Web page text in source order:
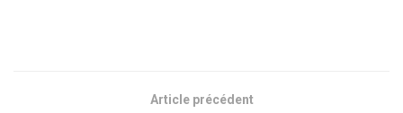
Article précédent